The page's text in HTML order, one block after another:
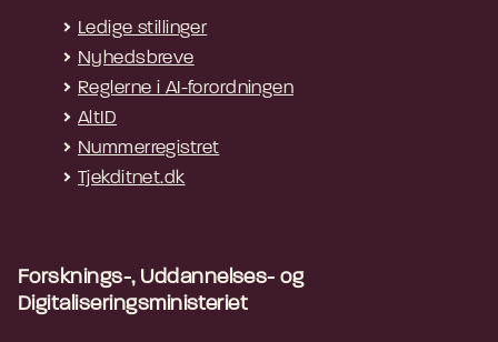
Ledige stillinger
Nyhedsbreve
Reglerne i AI-forordningen
AltID
Nummerregistret
Tjekditnet.dk
Forsknings-, Uddannelses- og
Digitaliseringsministeriet